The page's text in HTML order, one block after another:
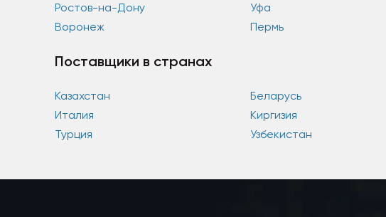
Ростов-на-Дону
Уфа
Воронеж
Пермь
Поставщики в странах
Казахстан Беларусь
Италия
Киргизия
Турция
Узбекистан